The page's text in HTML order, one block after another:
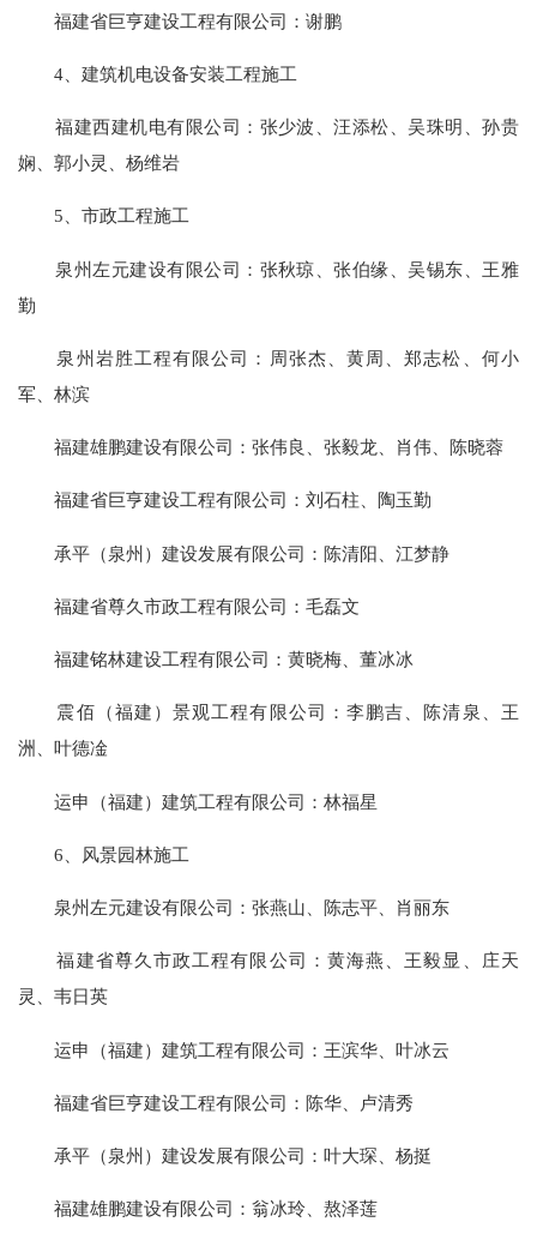
福建省巨亨建设工程有限公司：谢鹏
4、建筑机电设备安装工程施工
福建西建机电有限公司：张少波、汪添松、吴珠明、孙贵
娴、郭小灵、杨维岩
5、市政工程施工
泉州左元建设有限公司：张秋琼、张伯缘、吴锡东、王雅
勤
泉州岩胜工程有限公司：周张杰、黄周、郑志松、何小
军、林滨
福建雄鹏建设有限公司：张伟良、张毅龙、肖伟、陈晓蓉
福建省巨亨建设工程有限公司：刘石柱、陶玉勤
承平（泉州）建设发展有限公司：陈清阳、江梦静
福建省尊久市政工程有限公司：毛磊文
福建铭林建设工程有限公司：黄晓梅、董冰冰
震佰（福建）景观工程有限公司：李鹏吉、陈清泉、王
洲、叶德凎
运申（福建）建筑工程有限公司：林福星
6、风景园林施工
泉州左元建设有限公司：张燕山、陈志平、肖丽东
福建省尊久市政工程有限公司：黄海燕、王毅显、庄天
灵、韦日英
运申（福建）建筑工程有限公司：王滨华、叶冰云
福建省巨亨建设工程有限公司：陈华、卢清秀
承平（泉州）建设发展有限公司：叶大琛、杨挺
福建雄鹏建设有限公司：翁冰玲、熬泽莲